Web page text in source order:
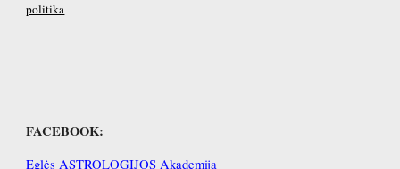
politika
FACEBOOK:
Eglės ASTROLOGIJOS Akademija